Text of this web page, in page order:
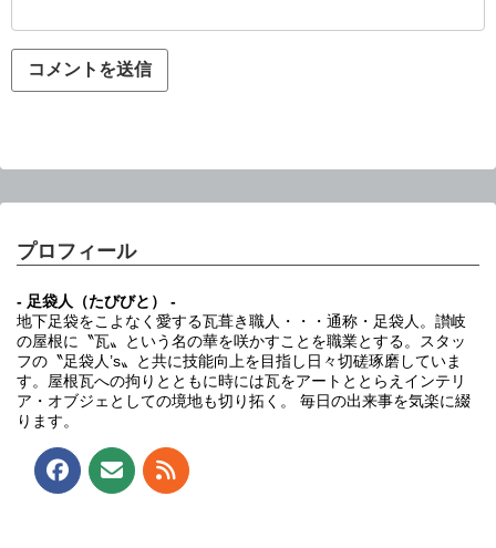
プロフィール
- 足袋人（たびびと） -
地下足袋をこよなく愛する瓦葺き職人・・・通称・足袋人。讃岐
の屋根に〝瓦〟という名の華を咲かすことを職業とする。スタッ
フの〝足袋人’s〟と共に技能向上を目指し日々切磋琢磨していま
す。屋根瓦への拘りとともに時には瓦をアートととらえインテリ
ア・オブジェとしての境地も切り拓く。 毎日の出来事を気楽に綴
ります。